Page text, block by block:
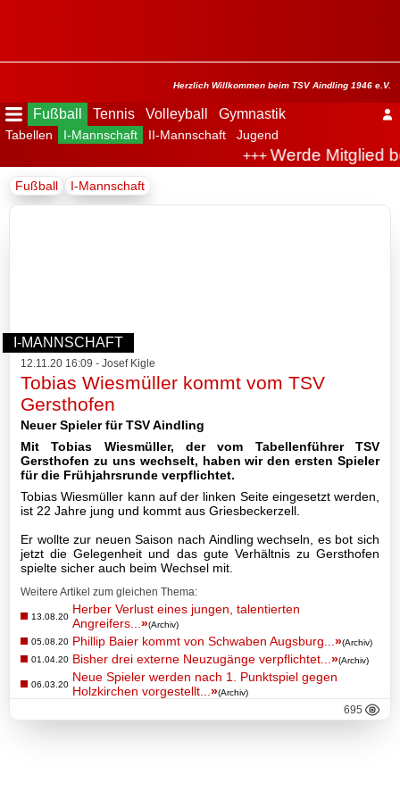
Herzlich Willkommen beim TSV Aindling 1946 e.V.
Fußball Tennis Volleyball Gymnastik
Tabellen I-Mannschaft II-Mannschaft Jugend
+++Werde Mitglied
Verein
I-
Mannschaft
Archiv
II-
Mannschaft
III-
Mannschaft
Seniorenfußball
Jugendfußball
Tennis
Volleyball
Stockschützen
Fußball I-Mannschaft
I-MANNSCHAFT
12.11.20 16:09 - Josef Kigle
Tobias Wiesmüller kommt vom TSV
Gersthofen
Neuer Spieler für TSV Aindling
Mit Tobias Wiesmüller, der vom Tabellenführer TSV
Gersthofen zu uns wechselt, haben wir den ersten Spieler
für die Frühjahrsrunde verpflichtet.
Tobias Wiesmüller kann auf der linken Seite eingesetzt werden,
ist 22 Jahre jung und kommt aus Griesbeckerzell.
Er wollte zur neuen Saison nach Aindling wechseln, es bot sich
jetzt die Gelegenheit und das gute Verhältnis zu Gersthofen
spielte sicher auch beim Wechsel mit.
Weitere Artikel zum gleichen Thema:
13.08.20 Herber Verlust eines jungen, talentierten
Angreifers...»(Archiv)
05.08.20 Phillip Baier kommt von Schwaben Augsburg...»(Archiv)
01.04.20 Bisher drei externe Neuzugänge verpflichtet...»(Archiv)
06.03.20 Neue Spieler werden nach 1. Punktspiel gegen
Holzkirchen vorgestellt...»(Archiv)
695